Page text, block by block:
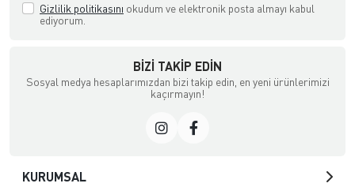
Gizlilik politikasını okudum ve elektronik posta almayı kabul
ediyorum.
BIZI TAKIP EDIN
Sosyal medya hesaplarımızdan bizi takip edin, en yeni ürünlerimizi
kaçırmayın!
KURUMSAL